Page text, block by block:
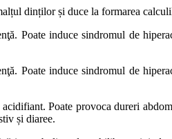
dinților și duce la formarea
Poate induce sindromul de
Poate induce sindromul de
Poate provoca dureri
și diaree.